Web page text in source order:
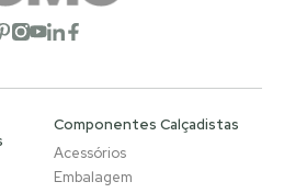
Abrir rede social
Abrir rede social
Abrir rede social
Abrir rede social
Abrir rede social
Componentes Calçadistas
Acessórios
Embalagem